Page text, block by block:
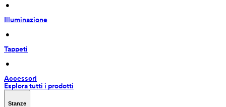
•
Illuminazione
•
Tappeti
•
Accessori
Esplora tutti i prodotti
Stanze